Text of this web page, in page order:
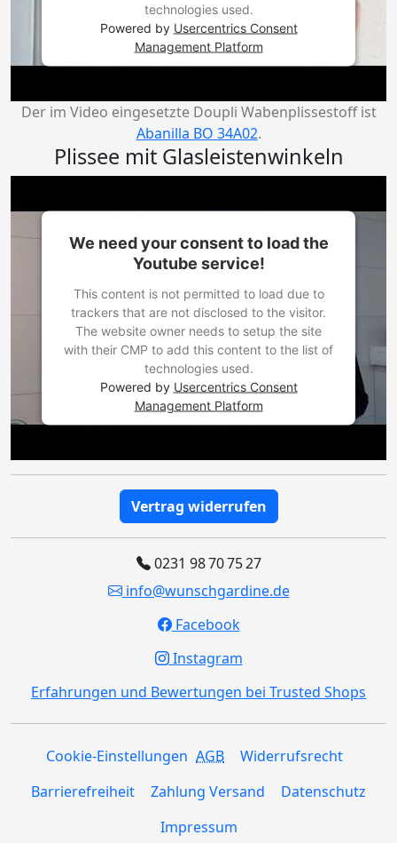
technologies used.
Powered by Usercentrics Consent
Management Platform
Der im Video eingesetzte Doupli Wabenplissestoff ist
Abanilla BO 34A02.
Plissee mit Glasleistenwinkeln
We need your consent to load the
Youtube service!
This content is not permitted to load due to
trackers that are not disclosed to the visitor.
The website owner needs to setup the site
with their CMP to add this content to the list of
technologies used.
Powered by Usercentrics Consent
Management Platform
Vertrag widerrufen
0231 98 70 75 27
info@wunschgardine.de
Facebook
Instagram
Erfahrungen und Bewertungen bei Trusted Shops
Cookie-Einstellungen AGB
Widerrufsrecht
Barrierefreiheit
Zahlung Versand
Datenschutz
Impressum